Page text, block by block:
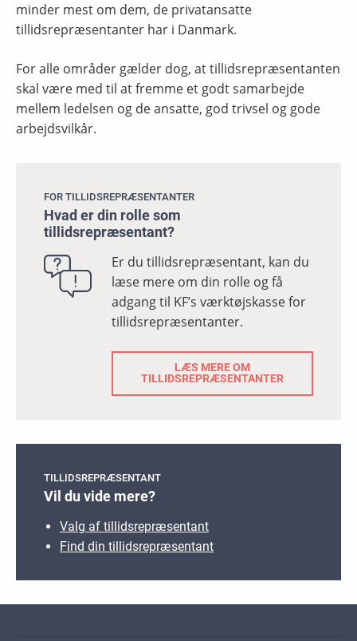
minder mest om dem, de privatansatte
tillidsrepræsentanter har i Danmark.
For alle områder gælder dog, at tillidsrepræsentanten
skal være med til at fremme et godt samarbejde
mellem ledelsen og de ansatte, god trivsel og gode
arbejdsvilkår.
FOR TILLIDSREPRÆSENTANTER
Hvad er din rolle som
tillidsrepræsentant?
Er du tillidsrepræsentant, kan du
læse mere om din rolle og få
adgang til KF’s værktøjskasse for
tillidsrepræsentanter.
LÆS MERE OM
TILLIDSREPRÆSENTANTER
TILLIDSREPRÆSENTANT
Vil du vide mere?
Valg af tillidsrepræsentant
Find din tillidsrepræsentant